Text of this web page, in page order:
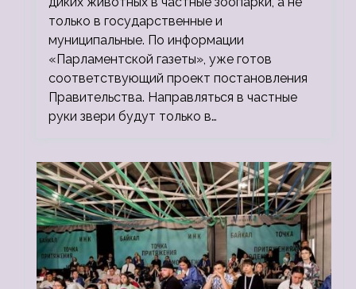
только в государственные и
муниципальные. По информации
«Парламентской газеты», уже готов
соответствующий проект постановления
Правительства. Направляться в частные
руки звери будут только в…